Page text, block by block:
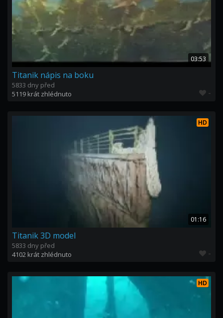
03:53
Titanik nápis na boku
5833 dny před
5119 krát zhlédnuto
-
HD
01:16
Titanik 3D model
5833 dny před
4102 krát zhlédnuto
-
HD